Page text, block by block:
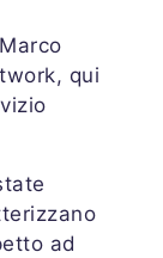
qui
ad